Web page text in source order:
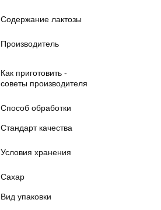
Содержание лактозы
Производитель
Как приготовить -
советы производителя
Способ обработки
Стандарт качества
Условия хранения
Сахар
Вид упаковки